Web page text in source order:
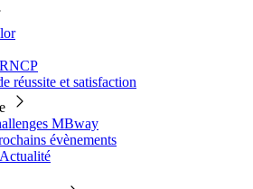
réussite et satisfaction
MBway
évènements